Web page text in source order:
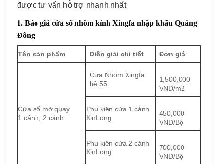
được tư vấn hỗ trợ nhanh nhất.
1. Báo giá cửa sổ nhôm kính Xingfa nhập khẩu Quảng
Đông
Tên sản phẩm Diễn giải chi tiết Đơn giá
Cửa sổ mở quay
1 cánh, 2 cánh
Cửa Nhôm Xingfa
hệ 55
1,500,000
VND/m2
Phụ kiện cửa 1 cánh
KinLong
450,000
VND/Bộ
Phụ kiện cửa 2 cánh
KinLong
700,000
VND/Bộ